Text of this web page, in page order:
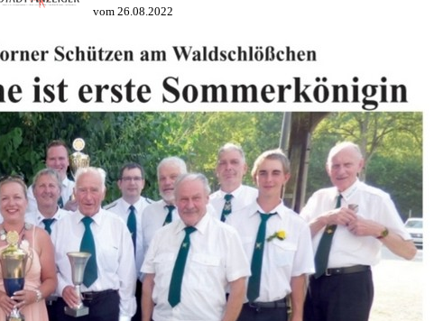
vom 26.08.2022